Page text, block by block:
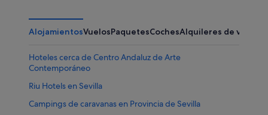
AlojamientosVuelosPaquetesCochesAlquileres de
Hoteles cerca de Centro Andaluz de Arte
Contemporáneo
Riu Hotels en Sevilla
Campings de caravanas en Provincia de Sevilla